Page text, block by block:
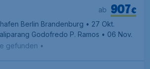
€
907
ab
Berlin Brandenburg • 27 Okt.
Godofredo P. Ramos • 06 Nov.
gefunden •